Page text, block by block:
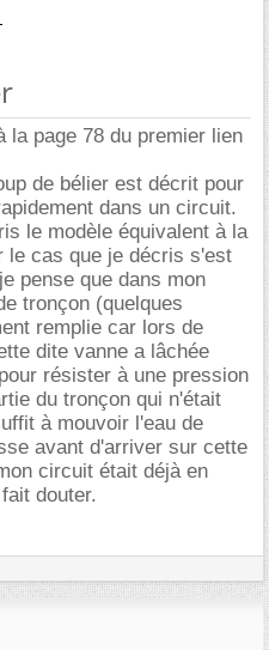
la page 78 du premier lien
de bélier est décrit pour
dans un circuit.
le modèle équivalent à la
le cas que je décris s'est
pense que dans mon
tronçon (quelques
remplie car lors de
dite vanne a lâchée
résister à une pression
du tronçon qui n'était
à mouvoir l'eau de
avant d'arriver sur cette
circuit était déjà en
douter.